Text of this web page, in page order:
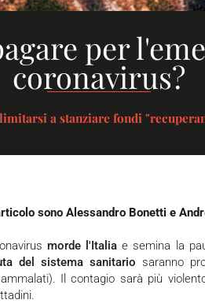
per
coronavirus?
a stanziare fondi
sono Alessandro Bonetti e
morde l'Italia e semina la
del sistema sanitario saranno
Il contagio sarà più